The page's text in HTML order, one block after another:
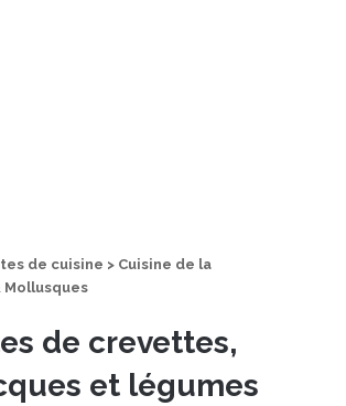
de cuisine > Cuisine de la
Mollusques
de crevettes,
et légumes